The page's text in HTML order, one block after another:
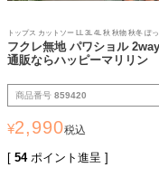
トップス カットソー LL 3L 4L 秋 秋物 秋冬
フクレ無地 パワショル
通販ならハッピーマリリン
商品番号 859420
¥2,990税込
[ 54 ポイント進呈 ]